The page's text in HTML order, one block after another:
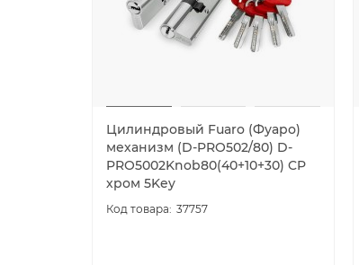
Цилиндровый Fuaro (Фуаро)
механизм (D-PRO502/80) D-
PRO5002Knob80(40+10+30) CP
хром 5Key
37757